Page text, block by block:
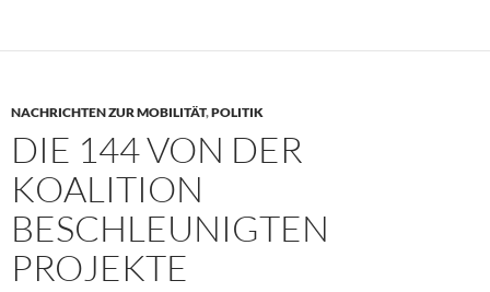
NACHRICHTEN ZUR MOBILITÄT,POLITIK
DIE 144 VON DER
KOALITION
BESCHLEUNIGTEN
PROJEKTE